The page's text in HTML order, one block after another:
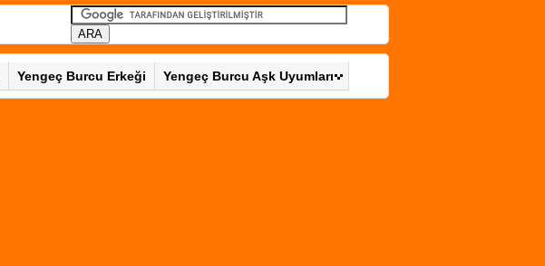
Yengeç Burcu Erkeği Yengeç Burcu Aşk Uyumları